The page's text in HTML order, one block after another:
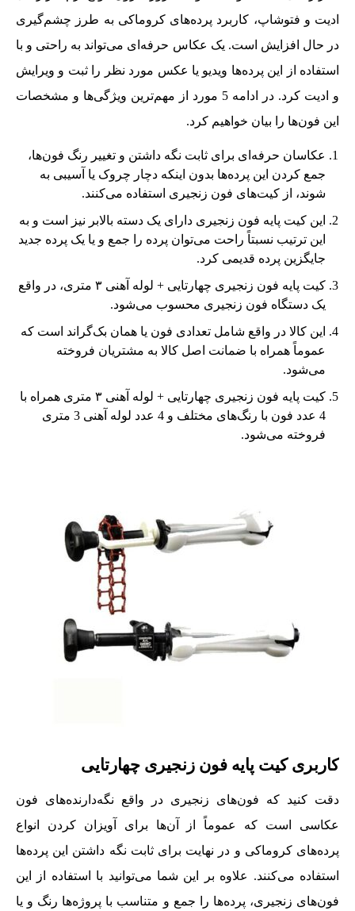
ادیت و فتوشاپ، کاربرد پرده‌های کروماکی به طرز چشم‌گیری
در حال افزایش است. یک عکاس حرفه‌ای می‌تواند به راحتی و با
استفاده از این پرده‌ها ویدیو یا عکس مورد نظر را ثبت و ویرایش
و ادیت کرد. در ادامه 5 مورد از مهم‌ترین ویژگی‌ها و مشخصات
این فون‌ها را بیان خواهیم کرد.
عکاسان حرفه‌ای برای ثابت نگه داشتن و تغییر رنگ فون‌ها،
جمع کردن این پرده‌ها بدون اینکه دچار چروک یا آسیبی به
شوند، از کیت‌های فون زنجیری استفاده می‌کنند.
این کیت پایه فون زنجیری دارای یک دسته بالابر نیز است و به
این ترتیب نسبتاً راحت می‌توان پرده را جمع و یا یک پرده جدید
جایگزین پرده قدیمی کرد.
کیت پایه فون زنجیری چهارتایی + لوله آهنی ٣ متری، در واقع
یک دستگاه فون زنجیری محسوب می‌شود.
این کالا در واقع شامل تعدادی فون یا همان بک‌گراند است که
عموماً همراه با ضمانت اصل کالا به مشتریان فروخته
می‌شود.
کیت پایه فون زنجیری چهارتایی + لوله آهنی ٣ متری همراه با
4 عدد فون با رنگ‌های مختلف و 4 عدد لوله آهنی 3 متری
فروخته می‌شود.
کاربری کیت پایه فون زنجیری چهارتایی
دقت کنید که فون‌های زنجیری در واقع نگه‌دارنده‌های فون
عکاسی است که عموماً از آن‌ها برای آویزان کردن انواع
پرده‌های کروماکی و در نهایت برای ثابت نگه‌ داشتن این پرده‌ها
استفاده می‌کنند. علاوه بر این شما می‌توانید با استفاده از این
فون‌های زنجیری‌، پرده‌ها را جمع و متناسب با پروژه‌ها رنگ و یا